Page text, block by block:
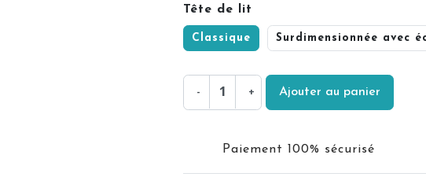
Tête de lit
Classique Surdimensionnée avec
- + Ajouter au panier
Paiement 100% sécurisé